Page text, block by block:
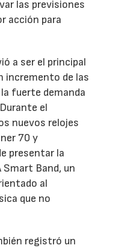
las previsiones
acción para
a ser el principal
incremento de las
fuerte demanda
el
nuevos relojes
70 y
presentar la
Smart Band, un
al
que no
registró un